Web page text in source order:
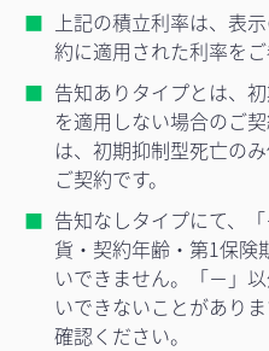
上記の積立利率は、表
約に適用された利率を
告知ありタイプとは、
を適用しない場合のご
は、初期抑制型死亡の
ご契約です。
告知なしタイプにて、
貨・契約年齢・第1保険
いできません。「－」
いできないことがあり
確認ください。